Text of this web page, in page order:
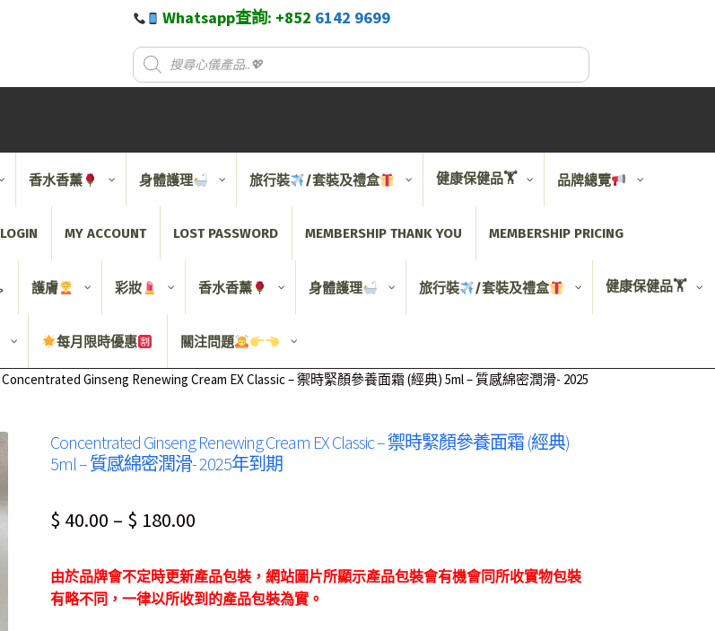
Whatsapp查詢: +852 6142 9699
香水香薰 身體護理 旅行裝 /套裝及禮盒 健康保健品🏋️ 品牌總覽
LOGIN MY ACCOUNT LOST PASSWORD MEMBERSHIP THANK YOU MEMBERSHIP PRICING
護膚 彩妝 香水香薰 身體護理 旅行裝 /套裝及禮盒 健康保健品🏋️
每月限時優惠 關注問題
Concentrated Ginseng Renewing Cream EX Classic – 禦時緊顏參養面霜 (經典) 5ml – 質感綿密潤滑- 2025
Concentrated Ginseng Renewing Cream EX Classic – 禦時緊顏參養面霜 (經典)
5ml – 質感綿密潤滑- 2025年到期
$ 40.00 – $ 180.00Price
$ 40.00
由於品牌會不定時更新產品包裝，網站圖片所顯示產品包裝會有機會同所收實物包裝
有略不同，一律以所收到的產品包裝為實。